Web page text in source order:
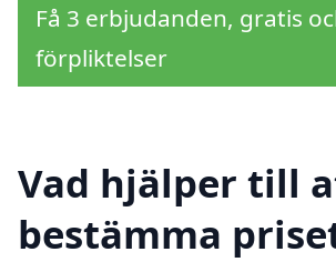
Få 3 erbjudanden, gratis
förpliktelser
Vad hjälper till
bestämma